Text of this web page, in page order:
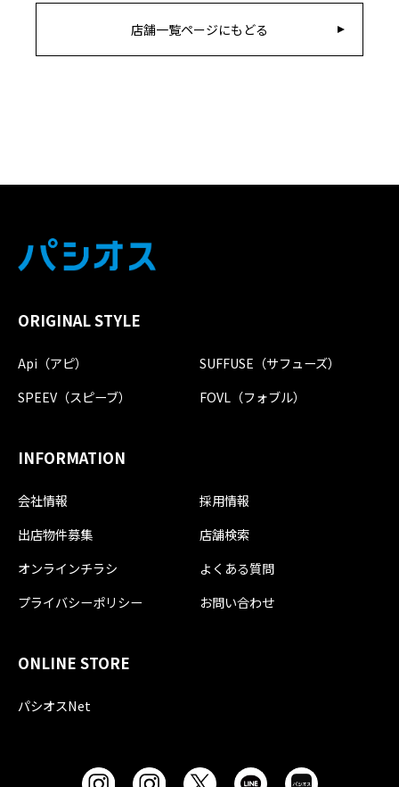
店舗一覧ページにもどる
ORIGINAL STYLE
Api（アピ）
SUFFUSE（サフューズ）
SPEEV（スピーブ）
FOVL（フォブル）
INFORMATION
会社情報
採用情報
出店物件募集
店舗検索
オンラインチラシ
よくある質問
プライバシーポリシー
お問い合わせ
ONLINE STORE
パシオスNet